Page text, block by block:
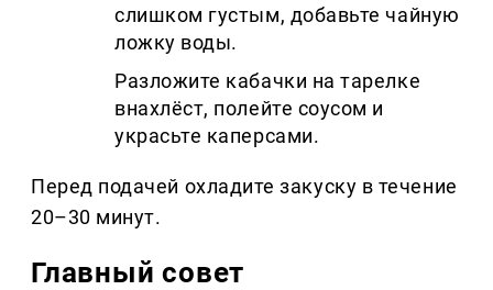
слишком густым, добавьте чайную
ложку воды.
Разложите кабачки на тарелке
внахлёст, полейте соусом и
украсьте каперсами.
Перед подачей охладите закуску в течение
20–30 минут.
Главный совет